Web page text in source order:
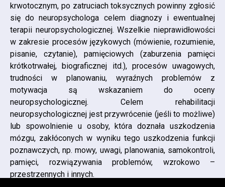
krwotocznym, po zatruciach toksycznych powinny zgłosić
się do neuropsychologa celem diagnozy i ewentualnej
terapii neuropsychologicznej. Wszelkie nieprawidłowości
w zakresie procesów językowych (mówienie, rozumienie,
pisanie, czytanie), pamięciowych (zaburzenia pamięci
krótkotrwałej, biograficznej itd.), procesów uwagowych,
trudności w planowaniu, wyraźnych problemów z
motywacja są wskazaniem do oceny
neuropsychologicznej. Celem rehabilitacji
neuropsychologicznej jest przywrócenie (jeśli to możliwe)
lub spowolnienie u osoby, która doznała uszkodzenia
mózgu, zakłóconych w wyniku tego uszkodzenia funkcji
poznawczych, np. mowy, uwagi, planowania, samokontroli,
pamięci, rozwiązywania problemów, wzrokowo –
przestrzennych i innych.